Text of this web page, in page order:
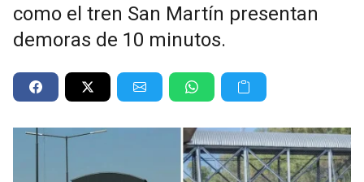
como el tren San Martín presentan
demoras de 10 minutos.